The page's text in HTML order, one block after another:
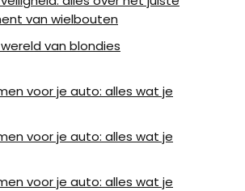
van wielbouten
van blondies
voor je auto: alles wat je
voor je auto: alles wat je
voor je auto: alles wat je